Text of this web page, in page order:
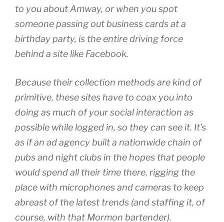
to you about Amway, or when you spot
someone passing out business cards at a
birthday party, is the entire driving force
behind a site like Facebook.
Because their collection methods are kind of
primitive, these sites have to coax you into
doing as much of your social interaction as
possible while logged in, so they can see it. It’s
as if an ad agency built a nationwide chain of
pubs and night clubs in the hopes that people
would spend all their time there, rigging the
place with microphones and cameras to keep
abreast of the latest trends (and staffing it, of
course, with that Mormon bartender).